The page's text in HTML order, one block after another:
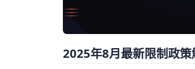
2025年8月最新限制政策